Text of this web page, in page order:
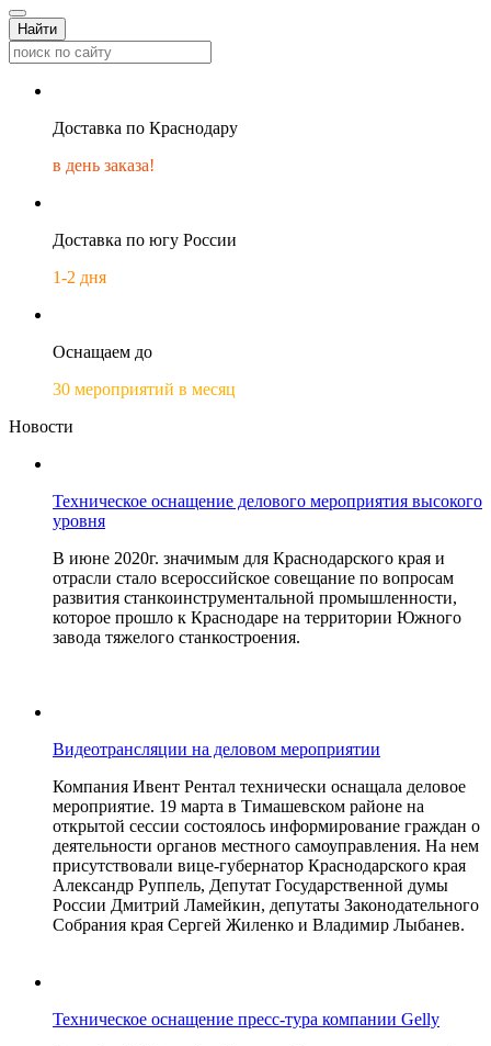
Найти
Доставка по Краснодару
в день заказа!
Доставка по югу России
1-2 дня
Оснащаем до
30 мероприятий в месяц
Новости
Техническое оснащение делового мероприятия высокого
уровня
В июне 2020г. значимым для Краснодарского края и
отрасли стало всероссийское совещание по вопросам
развития станкоинструментальной промышленности,
которое прошло к Краснодаре на территории Южного
завода тяжелого станкостроения.
Видеотрансляции на деловом мероприятии
Компания Ивент Рентал технически оснащала деловое
мероприятие. 19 марта в Тимашевском районе на
открытой сессии состоялось информирование граждан о
деятельности органов местного самоуправления. На нем
присутствовали вице-губернатор Краснодарского края
Александр Руппель, Депутат Государственной думы
России Дмитрий Ламейкин, депутаты Законодательного
Собрания края Сергей Жиленко и Владимир Лыбанев.
Техническое оснащение пресс-тура компании Gelly